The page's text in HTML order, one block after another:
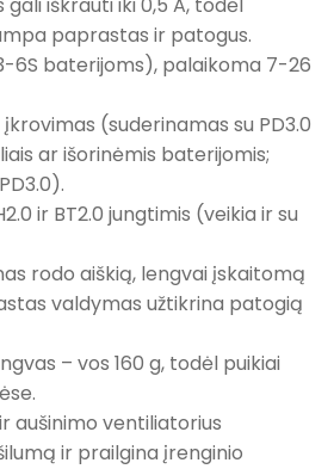
paprastas ir patogus.
6S baterijoms), palaikoma 7-26
įkrovimas (suderinamas su PD3.0
ar išorinėmis baterijomis;
ir BT2.0 jungtimis (veikia ir su
rodo aiškią, lengvai įskaitomą
valdymas užtikrina patogią
– vos 160 g, todėl puikiai
aušinimo ventiliatorius
ir prailgina įrenginio